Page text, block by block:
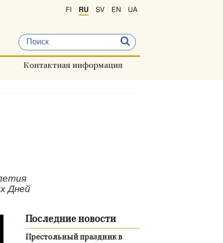
FI RU SV EN UA
Контактная информация
Дней
Последние новости
Престольный праздник в